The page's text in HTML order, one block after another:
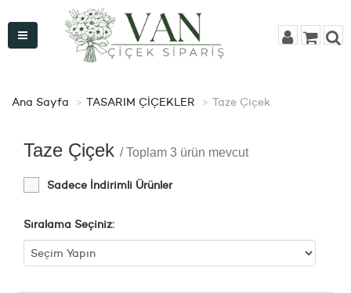
Ana Sayfa TASARIM ÇİÇEKLER Taze Çiçek
Taze Çiçek / Toplam 3 ürün mevcut
Sadece İndirimli Ürünler
Sıralama Seçiniz: